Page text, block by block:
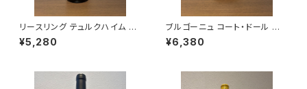
リースリング テュルクハイム 20
23 750ml ツィント・フンブレヒ
ト 白ワイン フランス アルザス
¥5,280
ブルゴーニュ コート・ドール ル
ージュ 2023 ミシェル・グロ 赤
ワイン 750ml
¥6,380